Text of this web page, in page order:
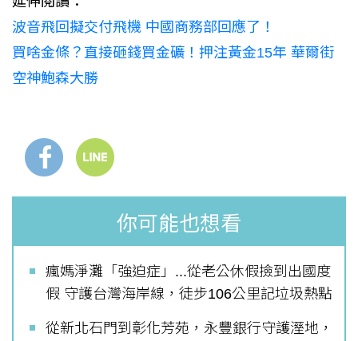
波音飛回擬交付飛機 中國商務部回應了！
買啥金條？直接砸錢買金礦！押注黃金15年 華爾街
空神鮑森大勝
你可能也想看
瘋媽淨灘「強迫症」...從老公休假撿到出國度
假 守護台灣海岸線，徒步106公里記垃圾熱點
從新北石門到彰化芳苑，永豐銀行守護溼地，